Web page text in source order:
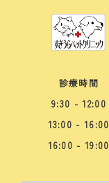
診療時間
9:30 - 12:00
13:00 - 16:00
16:00 - 19:00